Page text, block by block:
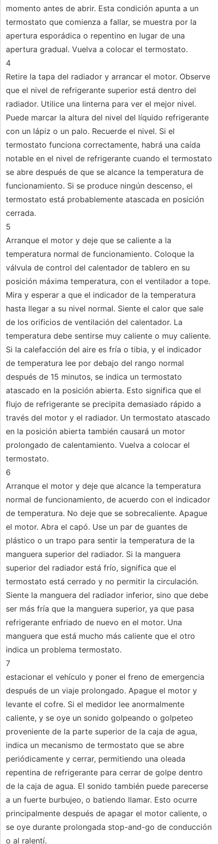
momento antes de abrir. Esta condición apunta a un
termostato que comienza a fallar, se muestra por la
apertura esporádica o repentino en lugar de una
apertura gradual. Vuelva a colocar el termostato.
4
Retire la tapa del radiador y arrancar el motor. Observe
que el nivel de refrigerante superior está dentro del
radiador. Utilice una linterna para ver el mejor nivel.
Puede marcar la altura del nivel del líquido refrigerante
con un lápiz o un palo. Recuerde el nivel. Si el
termostato funciona correctamente, habrá una caída
notable en el nivel de refrigerante cuando el termostato
se abre después de que se alcance la temperatura de
funcionamiento. Si se produce ningún descenso, el
termostato está probablemente atascada en posición
cerrada.
5
Arranque el motor y deje que se caliente a la
temperatura normal de funcionamiento. Coloque la
válvula de control del calentador de tablero en su
posición máxima temperatura, con el ventilador a tope.
Mira y esperar a que el indicador de la temperatura
hasta llegar a su nivel normal. Siente el calor que sale
de los orificios de ventilación del calentador. La
temperatura debe sentirse muy caliente o muy caliente.
Si la calefacción del aire es fría o tibia, y el indicador
de temperatura lee por debajo del rango normal
después de 15 minutos, se indica un termostato
atascado en la posición abierta. Esto significa que el
flujo de refrigerante se precipita demasiado rápido a
través del motor y el radiador. Un termostato atascado
en la posición abierta también causará un motor
prolongado de calentamiento. Vuelva a colocar el
termostato.
6
Arranque el motor y deje que alcance la temperatura
normal de funcionamiento, de acuerdo con el indicador
de temperatura. No deje que se sobrecaliente. Apague
el motor. Abra el capó. Use un par de guantes de
plástico o un trapo para sentir la temperatura de la
manguera superior del radiador. Si la manguera
superior del radiador está frío, significa que el
termostato está cerrado y no permitir la circulación.
Siente la manguera del radiador inferior, sino que debe
ser más fría que la manguera superior, ya que pasa
refrigerante enfriado de nuevo en el motor. Una
manguera que está mucho más caliente que el otro
indica un problema termostato.
7
estacionar el vehículo y poner el freno de emergencia
después de un viaje prolongado. Apague el motor y
levante el cofre. Si el medidor lee anormalmente
caliente, y se oye un sonido golpeando o golpeteo
proveniente de la parte superior de la caja de agua,
indica un mecanismo de termostato que se abre
periódicamente y cerrar, permitiendo una oleada
repentina de refrigerante para cerrar de golpe dentro
de la caja de agua. El sonido también puede parecerse
a un fuerte burbujeo, o batiendo llamar. Esto ocurre
principalmente después de apagar el motor caliente, o
se oye durante prolongada stop-and-go de conducción
o al ralentí.